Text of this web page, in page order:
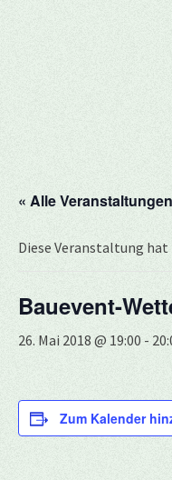
« Alle Veranstaltungen
Diese Veranstaltung
Bauevent-
26. Mai 2018 @ 19:00 -
Zum Kalender